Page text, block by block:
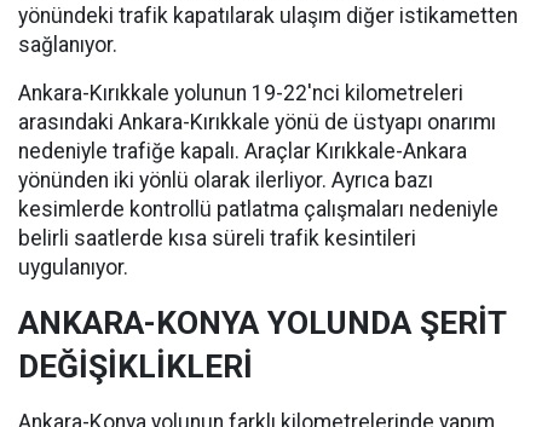
yönündeki trafik kapatılarak ulaşım diğer istikametten
sağlanıyor.
Ankara-Kırıkkale yolunun 19-22'nci kilometreleri
arasındaki Ankara-Kırıkkale yönü de üstyapı onarımı
nedeniyle trafiğe kapalı. Araçlar Kırıkkale-Ankara
yönünden iki yönlü olarak ilerliyor. Ayrıca bazı
kesimlerde kontrollü patlatma çalışmaları nedeniyle
belirli saatlerde kısa süreli trafik kesintileri
uygulanıyor.
ANKARA-KONYA YOLUNDA ŞERİT
DEĞİŞİKLİKLERİ
Ankara-Konya yolunun farklı kilometrelerinde yapım